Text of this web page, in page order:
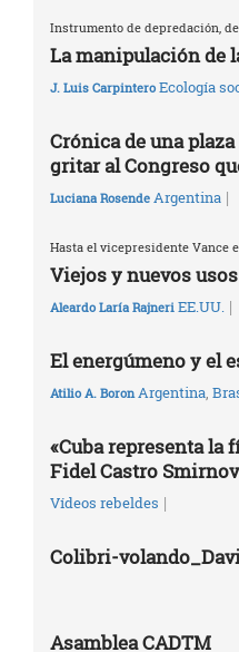
Instrumento de depredación,
La manipulación de
J. Luis Carpintero Ecología
Crónica de una
gritar al Congreso
Luciana Rosende Argentina |
Hasta el vicepresidente Vance
Viejos y nuevos
Aleardo Laría Rajneri EE.UU. |
El energúmeno y el
Atilio A. Boron Argentina,
«Cuba representa la
Fidel Castro Smirnov
Vídeos rebeldes |
Colibri-
Asamblea CADTM